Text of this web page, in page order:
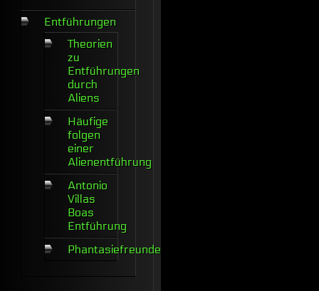
Entführungen
Theorien
zu
Entführungen
durch
Aliens
Häufige
folgen
einer
Alienentführung
Antonio
Villas
Boas
Entführung
Phantasiefreunde